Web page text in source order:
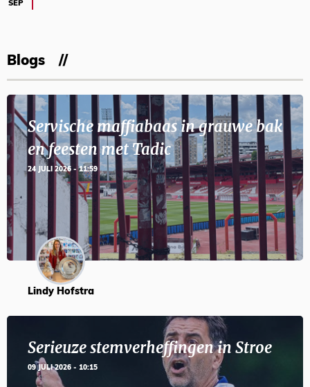
SEP
Blogs
Servische maffiabaas in grauwe bak
en feesten met Tadic
24 JULI 2026 - 11:59
Lindy Hofstra
Serieuze stemverheffingen in Stroe
09 JULI 2026 - 10:15